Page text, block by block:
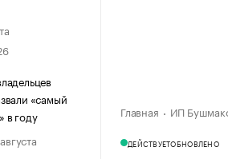
«самый
в году
Главная ИП
ДЕЙСТВУЕТОБНОВЛЕНО